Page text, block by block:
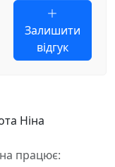
Залишити
відгук
Ніна
працює: